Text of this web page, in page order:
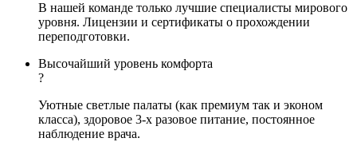
В нашей команде только лучшие специалисты мирового
уровня. Лицензии и сертификаты о прохождении
переподготовки.
Высочайший уровень комфорта
?
Уютные светлые палаты (как премиум так и эконом
класса), здоровое 3-х разовое питание, постоянное
наблюдение врача.